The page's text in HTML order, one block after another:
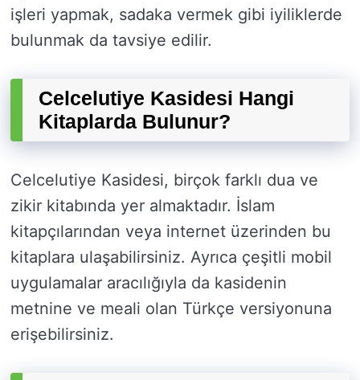
işleri yapmak, sadaka vermek gibi iyiliklerde
bulunmak da tavsiye edilir.
Celcelutiye Kasidesi Hangi
Kitaplarda Bulunur?
Celcelutiye Kasidesi, birçok farklı dua ve
zikir kitabında yer almaktadır. İslam
kitapçılarından veya internet üzerinden bu
kitaplara ulaşabilirsiniz. Ayrıca çeşitli mobil
uygulamalar aracılığıyla da kasidenin
metnine ve meali olan Türkçe versiyonuna
erişebilirsiniz.